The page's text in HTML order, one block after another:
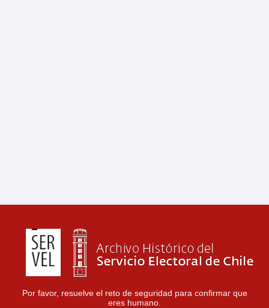
Por favor, resuelve el reto de seguridad para confirmar que
eres humano.